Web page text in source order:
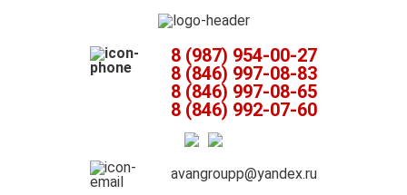
8 (987) 954-00-27
8 (846) 997-08-83
8 (846) 997-08-65
8 (846) 992-07-60
avangroupp@yandex.ru